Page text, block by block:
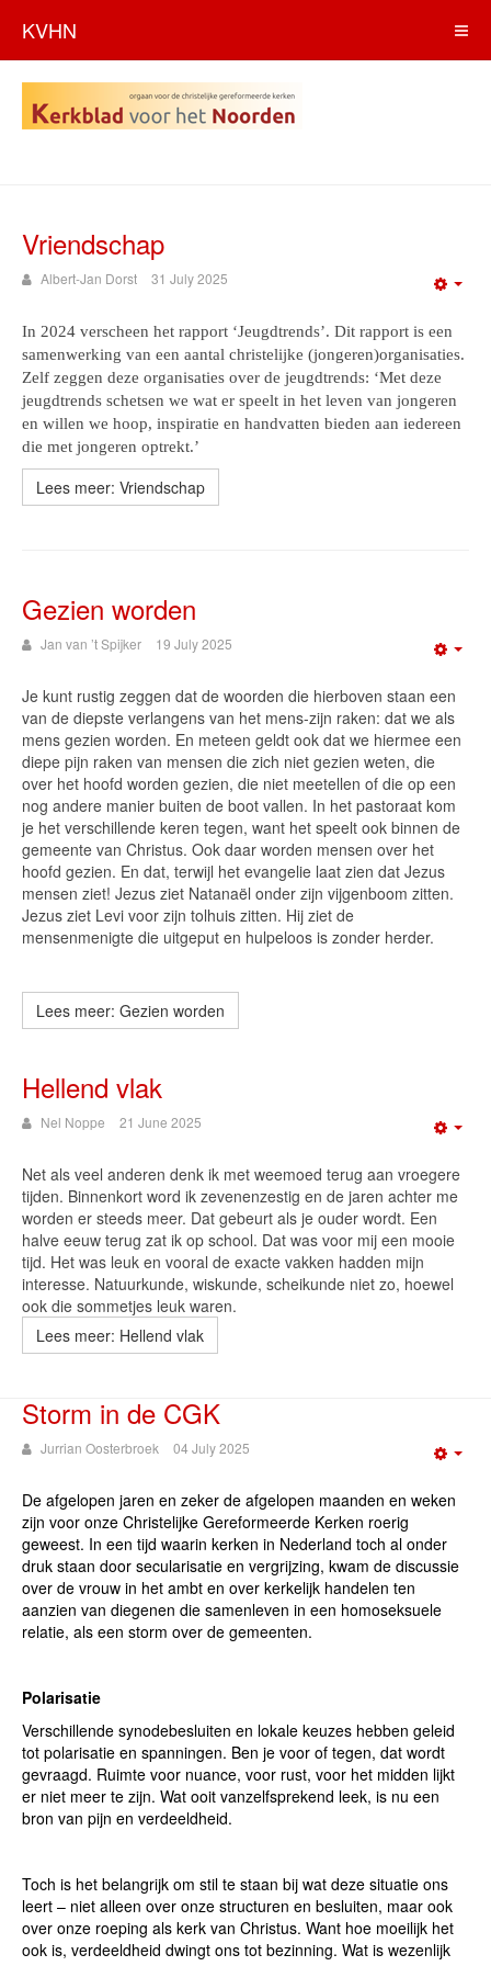
KVHN
Vriendschap
Albert-Jan Dorst 31 July 2025
In 2024 verscheen het rapport ‘Jeugdtrends’. Dit rapport is een
samenwerking van een aantal christelijke (jongeren)organisaties.
Zelf zeggen deze organisaties over de jeugdtrends: ‘Met deze
jeugdtrends schetsen we wat er speelt in het leven van jongeren
en willen we hoop, inspiratie en handvatten bieden aan iedereen
die met jongeren optrekt.’
Lees meer: Vriendschap
Gezien worden
Jan van ’t Spijker 19 July 2025
Je kunt rustig zeggen dat de woorden die hierboven staan een
van de diepste verlangens van het mens-zijn raken: dat we als
mens gezien worden. En meteen geldt ook dat we hiermee een
diepe pijn raken van mensen die zich niet gezien weten, die
over het hoofd worden gezien, die niet meetellen of die op een
nog andere manier buiten de boot vallen. In het pastoraat kom
je het verschillende keren tegen, want het speelt ook binnen de
gemeente van Christus. Ook daar worden mensen over het
hoofd gezien. En dat, terwijl het evangelie laat zien dat Jezus
mensen ziet! Jezus ziet Natanaël onder zijn vijgenboom zitten.
Jezus ziet Levi voor zijn tolhuis zitten. Hij ziet de
mensenmenigte die uitgeput en hulpeloos is zonder herder.
Lees meer: Gezien worden
Hellend vlak
Nel Noppe 21 June 2025
Net als veel anderen denk ik met weemoed terug aan vroegere
tijden. Binnenkort word ik zevenenzestig en de jaren achter me
worden er steeds meer. Dat gebeurt als je ouder wordt. Een
halve eeuw terug zat ik op school. Dat was voor mij een mooie
tijd. Het was leuk en vooral de exacte vakken hadden mijn
interesse. Natuurkunde, wiskunde, scheikunde niet zo, hoewel
ook die sommetjes leuk waren.
Lees meer: Hellend vlak
Storm in de CGK
Jurrian Oosterbroek 04 July 2025
De afgelopen jaren en zeker de afgelopen maanden en weken
zijn voor onze Christelijke Gereformeerde Kerken roerig
geweest. In een tijd waarin kerken in Nederland toch al onder
druk staan door secularisatie en vergrijzing, kwam de discussie
over de vrouw in het ambt en over kerkelijk handelen ten
aanzien van diegenen die samenleven in een homoseksuele
relatie, als een storm over de gemeenten.
Polarisatie
Verschillende synodebesluiten en lokale keuzes hebben geleid
tot polarisatie en spanningen. Ben je voor of tegen, dat wordt
gevraagd. Ruimte voor nuance, voor rust, voor het midden lijkt
er niet meer te zijn. Wat ooit vanzelfsprekend leek, is nu een
bron van pijn en verdeeldheid.
Toch is het belangrijk om stil te staan bij wat deze situatie ons
leert – niet alleen over onze structuren en besluiten, maar ook
over onze roeping als kerk van Christus. Want hoe moeilijk het
ook is, verdeeldheid dwingt ons tot bezinning. Wat is wezenlijk